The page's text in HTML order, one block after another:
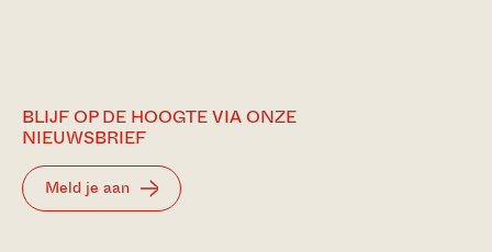
BLIJF OP DE HOOGTE VIA ONZE
NIEUWSBRIEF
Meld je aan